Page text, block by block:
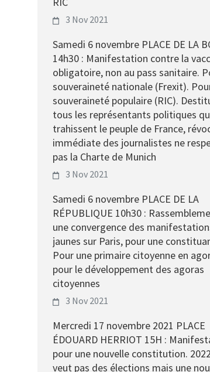
3 Nov 2021
Samedi 6 novembre PLACE DE LA
14h30 : Manifestation contre la
obligatoire, non au pass sanitaire.
souveraineté nationale (Frexit).
souveraineté populaire (RIC).
tous les représentants politiques
trahissent le peuple de France,
immédiate des journalistes ne
pas la Charte de Munich
3 Nov 2021
Samedi 6 novembre PLACE DE LA
RÉPUBLIQUE 10h30 :
une convergence des
jaunes sur Paris, pour une
Pour une primaire citoyenne en
pour le développement des agoras
citoyennes
3 Nov 2021
Mercredi 17 novembre 2021 PLACE
ÉDOUARD HERRIOT 15H :
pour une nouvelle constitution.
veut pas des élections mais une